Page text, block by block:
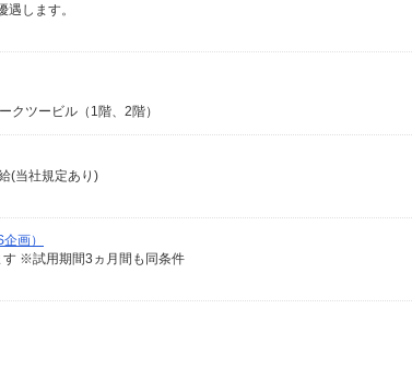
します。
ツービル（1階、2階）
(当社規定あり)
画）
す ※試用期間3ヵ月間も同条件